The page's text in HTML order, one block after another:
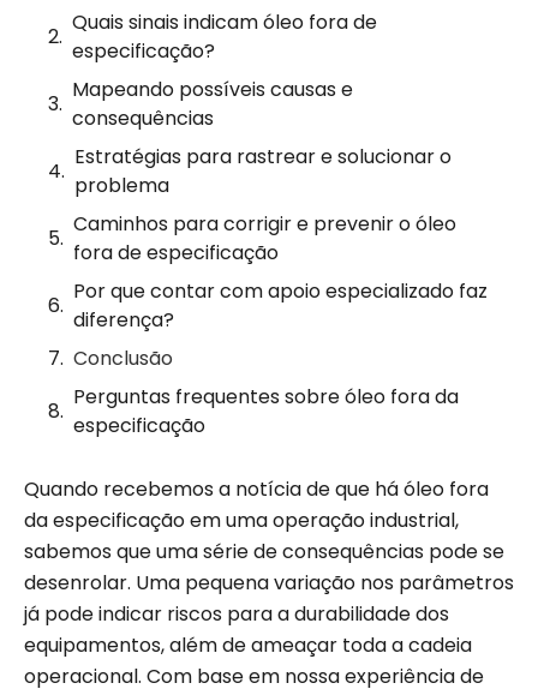
Quais sinais indicam óleo fora de
especificação?
Mapeando possíveis causas e
consequências
Estratégias para rastrear e solucionar o
problema
Caminhos para corrigir e prevenir o óleo
fora de especificação
Por que contar com apoio especializado faz
diferença?
Conclusão
Perguntas frequentes sobre óleo fora da
especificação
Quando recebemos a notícia de que há óleo fora
da especificação em uma operação industrial,
sabemos que uma série de consequências pode se
desenrolar. Uma pequena variação nos parâmetros
já pode indicar riscos para a durabilidade dos
equipamentos, além de ameaçar toda a cadeia
operacional. Com base em nossa experiência de